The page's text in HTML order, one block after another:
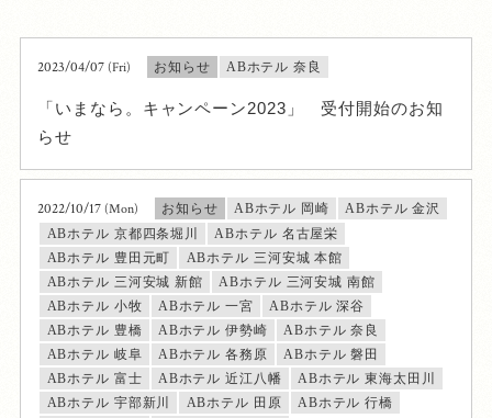
2023/04/07(Fri) お知らせ ABホテル 奈良
「いまなら。キャンペーン2023」 受付開始のお知
らせ
2022/10/17(Mon) お知らせ ABホテル 岡崎
ABホテル 金沢
ABホテル 京都四条堀川
ABホテル 名古屋栄
ABホテル 豊田元町
ABホテル 三河安城 本館
ABホテル 三河安城 新館
ABホテル 三河安城 南館
ABホテル 小牧
ABホテル 一宮
ABホテル 深谷
ABホテル 豊橋
ABホテル 伊勢崎
ABホテル 奈良
ABホテル 岐阜
ABホテル 各務原
ABホテル 磐田
ABホテル 富士
ABホテル 近江八幡
ABホテル 東海太田川
ABホテル 宇部新川
ABホテル 田原
ABホテル 行橋